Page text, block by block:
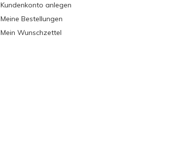
Kundenkonto anlegen
Meine Bestellungen
Mein Wunschzettel